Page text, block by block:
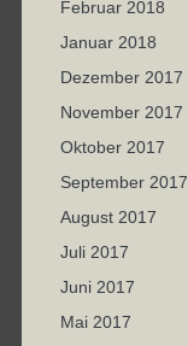
Februar 2018
Januar 2018
Dezember 2017
November 2017
Oktober 2017
September 2017
August 2017
Juli 2017
Juni 2017
Mai 2017